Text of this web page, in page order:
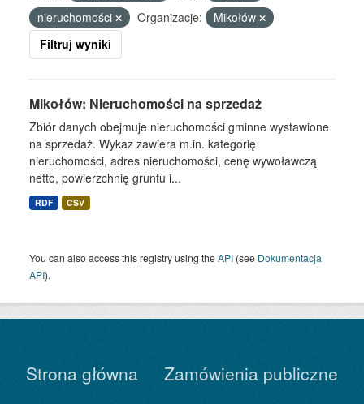
nieruchomości
Organizacje:
Mikołów
Filtruj wyniki
Mikołów: Nieruchomości na sprzedaż
Zbiór danych obejmuje nieruchomości gminne wystawione
na sprzedaż. Wykaz zawiera m.in. kategorię
nieruchomości, adres nieruchomości, cenę wywoławczą
netto, powierzchnię gruntu i...
RDF CSV
You can also access this registry using theAPI (see Dokumentacja
API).
Strona główna
Zamówienia publiczne